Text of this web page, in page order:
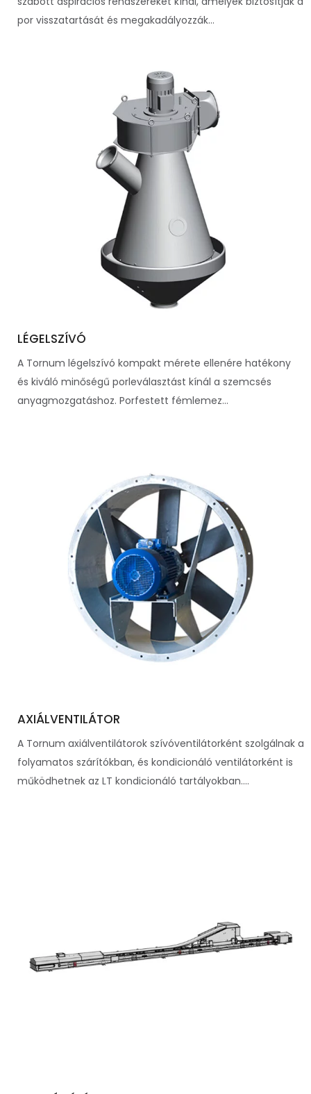
por visszatartását és megakadályozzák...
LÉGELSZÍVÓ
A Tornum légelszívó kompakt mérete ellenére hatékony
és kiváló minőségű porleválasztást kínál a szemcsés
anyagmozgatáshoz. Porfestett fémlemez...
AXIÁLVENTILÁTOR
A Tornum axiálventilátorok szívóventilátorként szolgálnak a
folyamatos szárítókban, és kondicionáló ventilátorként is
működhetnek az LT kondicionáló tartályokban....